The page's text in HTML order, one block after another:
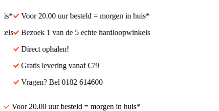
Voor 20.00 uur besteld = morgen in huis*
Bezoek 1 van de 5 echte hardloopwinkels
Direct ophalen!
Gratis levering vanaf €79
Vragen? Bel 0182 614600
Voor 20.00 uur besteld = morgen in huis*